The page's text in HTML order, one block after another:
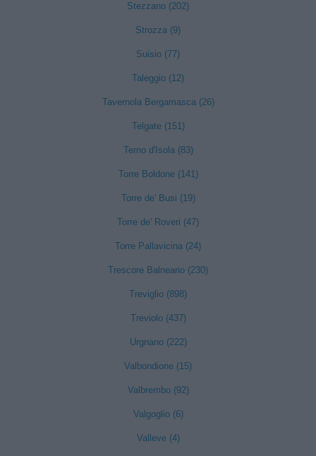
Stezzano (202)
Strozza (9)
Suisio (77)
Taleggio (12)
Tavernola Bergamasca (26)
Telgate (151)
Terno d'Isola (83)
Torre Boldone (141)
Torre de' Busi (19)
Torre de' Roveri (47)
Torre Pallavicina (24)
Trescore Balneario (230)
Treviglio (898)
Treviolo (437)
Urgnano (222)
Valbondione (15)
Valbrembo (92)
Valgoglio (6)
Valleve (4)